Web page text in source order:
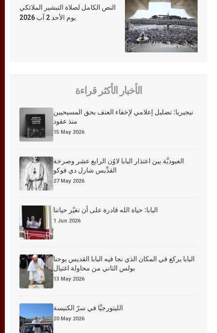
النص الكامل لصلاة التبشير الملائكي
يوم الأحد 2 آب 2026
الأخبار الأكثر قراءة
نيجيريا: تضليل إعلامي لإخفاء العنف بحق المسيحيين
منذ عقود
15 May 2026
العبوديَّة بين اعتذار البابا لاوُن الرابع عشر وصرخة
القدِّيس شارل دي فوكو
27 May 2026
البابا: حياة الله قادرة على أن تغيّر حياتنا
1 Jun 2026
البابا يركع في المكان الذي نجا فيه البابا القديس يوحنا
بولس الثاني من محاولة اغتيال
13 May 2026
الليتورجيَّا في سرّ الكنيسة
20 May 2026